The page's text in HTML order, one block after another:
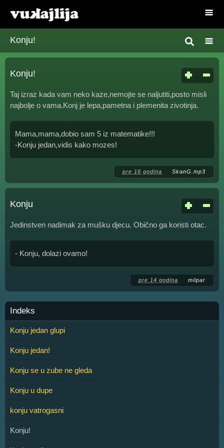
Konju!
Konju!
Taj izraz kada vam neko kaze,nemojte se naljutiti,posto misli
najbolje o vama.Konj je lepa,pametna i plemenita zivotinja.
Mama,mama,dobio sam 5 iz matematike!!!
-Konju jedan,vidis kako mozes!
pre 16 godina SkanG.mp3
Konju
Jedinstven nadimak za mušku djecu. Obično ga koristi otac.
- Konju, dolazi ovamo!
pre 14 godina milpar
Indeks
Konju jedan glupi
Konju jedan!
Konju se u zube ne gleda
Konju u dupe
konju vatrogasni
Konju!